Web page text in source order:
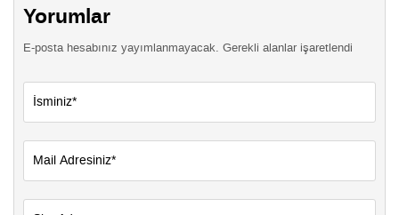
Yorumlar
E-posta hesabınız yayımlanmayacak. Gerekli alanlar işaretlendi